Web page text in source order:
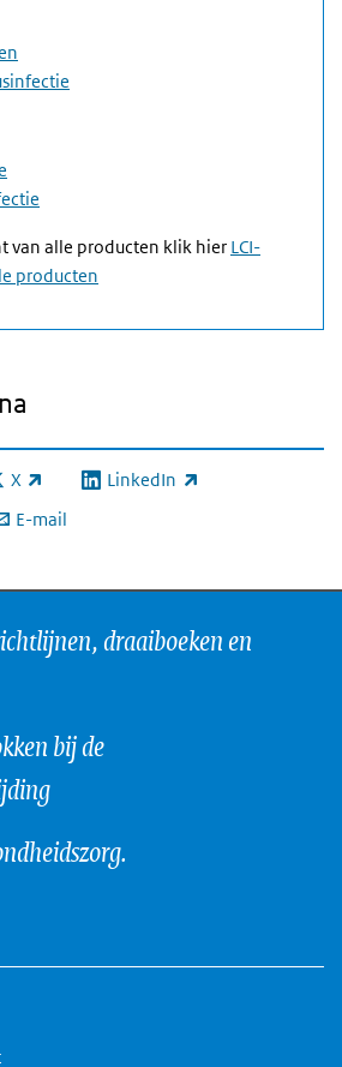
van alle producten klik hier LCI-
producten
X link) LinkedIn
(externe link)
E-mail
draaiboeken en
bij de